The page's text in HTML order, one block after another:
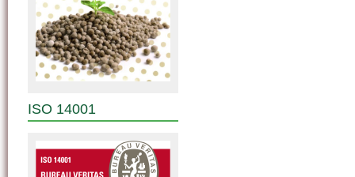
ISO 14001